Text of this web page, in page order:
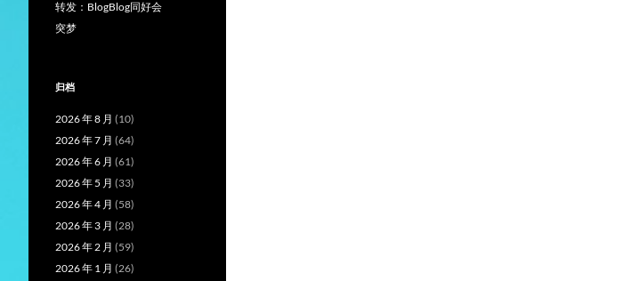
转发：BlogBlog同好会
突梦
归档
2026 年 8 月 (10)
2026 年 7 月 (64)
2026 年 6 月 (61)
2026 年 5 月 (33)
2026 年 4 月 (58)
2026 年 3 月 (28)
2026 年 2 月 (59)
2026 年 1 月 (26)